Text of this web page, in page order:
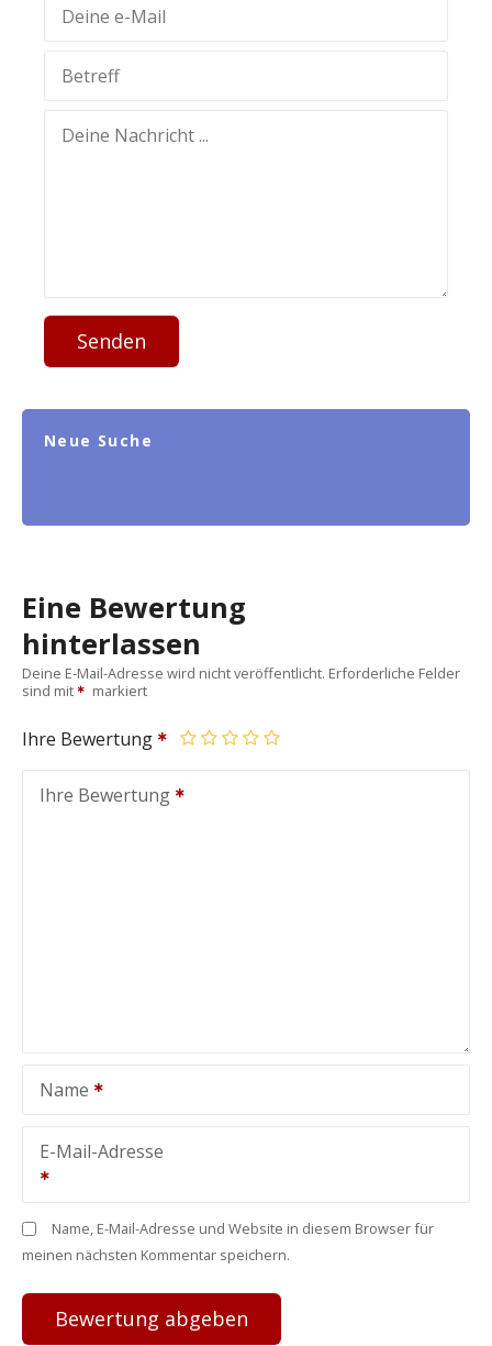
Senden
Neue Suche
Eine Bewertung
hinterlassen
Deine E-Mail-Adresse wird nicht veröffentlicht. Erforderliche Felder
sind mit
markiert
Ihre Bewertung
Ihre Bewertung
Name
E-Mail-Adresse
Name, E-Mail-Adresse und Website in diesem Browser für
meinen nächsten Kommentar speichern.